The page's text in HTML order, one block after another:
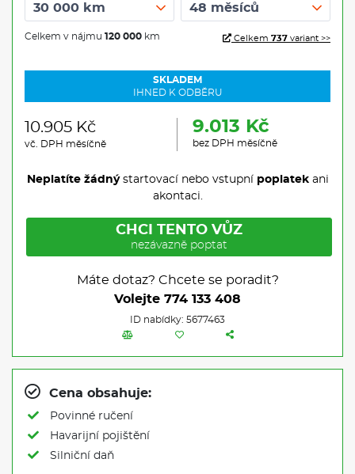
Celkem v nájmu 120 000 km Celkem 737 variant >>
SKLADEM
IHNED K ODBĚRU
10.905 Kč
vč. DPH měsíčně
9.013 Kč
bez DPH měsíčně
Neplatíte žádnýstartovací nebo vstupní poplatekani
akontaci.
CHCI TENTO VŮZ
nezávazně poptat
Máte dotaz? Chcete se poradit?
Volejte 774 133 408
ID nabídky: 5677463
Cena obsahuje:
Povinné ručení
Havarijní pojištění
Silniční daň